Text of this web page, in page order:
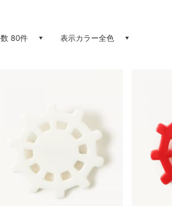
80件 表示カラー全色